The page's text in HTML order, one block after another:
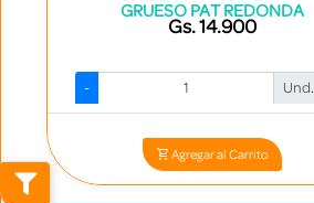
GRUESO PAT REDONDA
Gs. 14.900
- Und.
Agregar al Carrito